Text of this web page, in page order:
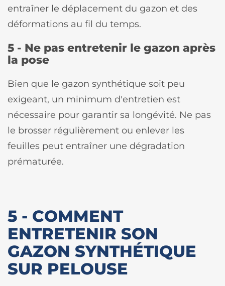
entraîner le déplacement du gazon et des
déformations au fil du temps.
5 - Ne pas entretenir le gazon après
la pose
Bien que le gazon synthétique soit peu
exigeant, un minimum d'entretien est
nécessaire pour garantir sa longévité. Ne pas
le brosser régulièrement ou enlever les
feuilles peut entraîner une dégradation
prématurée.
5 - COMMENT
ENTRETENIR SON
GAZON SYNTHÉTIQUE
SUR PELOUSE